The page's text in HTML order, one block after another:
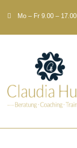
Mo – Fr 9.00 – 17.00